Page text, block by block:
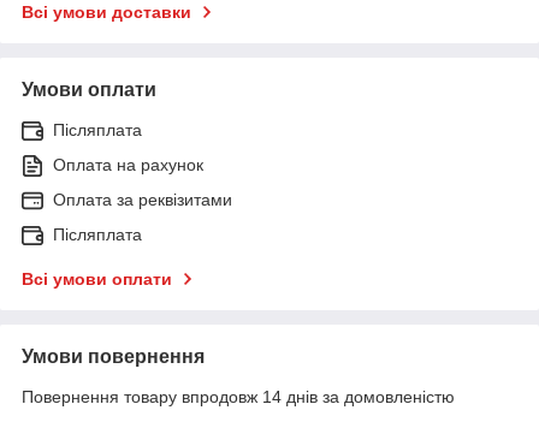
Всі умови доставки
Умови оплати
Післяплата
Оплата на рахунок
Оплата за реквізитами
Післяплата
Всі умови оплати
Умови повернення
Повернення товару впродовж 14 днів за домовленістю